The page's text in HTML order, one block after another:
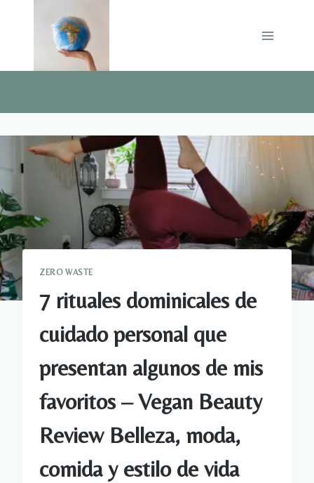
ZERO WASTE
7 rituales dominicales de
cuidado personal que
presentan algunos de mis
favoritos – Vegan Beauty
Review Belleza, moda,
comida y estilo de vida